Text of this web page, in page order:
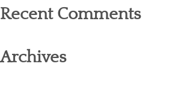
Recent Comments
Archives